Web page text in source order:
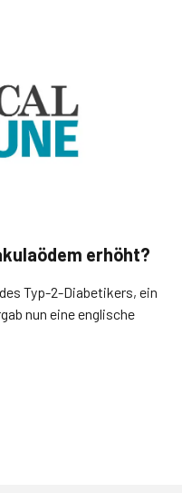
erhöht?
Typ-2-Diabetikers, ein
nun eine englische